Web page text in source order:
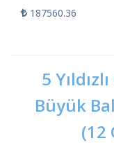
187560.36
5
Büyük
(12